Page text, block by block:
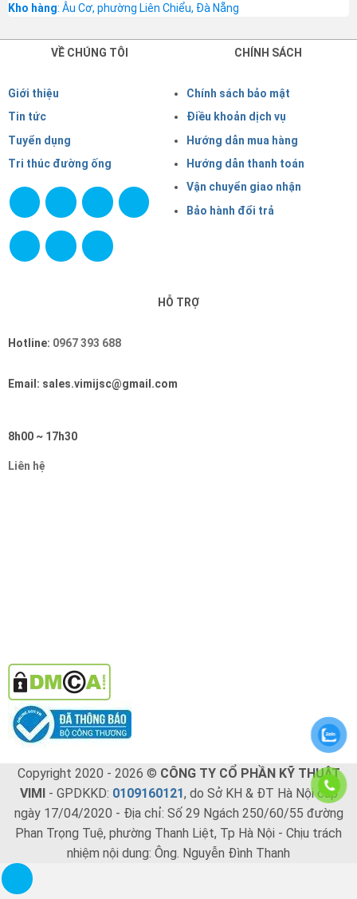
Kho hàng: Âu Cơ, phường Liên Chiểu, Đà Nẵng
VỀ CHÚNG TÔI
Giới thiệu
Tin tức
Tuyển dụng
Tri thúc đường ống
CHÍNH SÁCH
Chính sách bảo mật
Điều khoản dịch vụ
Hướng dẫn mua hàng
Hướng dẫn thanh toán
Vận chuyển giao nhận
Bảo hành đổi trả
HỖ TRỢ
Hotline: 0967 393 688
Email: sales.vimijsc@gmail.com
8h00 ~ 17h30
Liên hệ
Copyright 2020 - 2026 © CÔNG TY CỔ PHẦN KỸ THUẬT
VIMI- GPDKKD: 0109160121, do Sở KH & ĐT Hà Nội cấp
ngày 17/04/2020 - Địa chỉ: Số 29 Ngách 250/60/55 đường
Phan Trọng Tuệ, phường Thanh Liệt, Tp Hà Nội - Chịu trách
nhiệm nội dung: Ông. Nguyễn Đình Thanh